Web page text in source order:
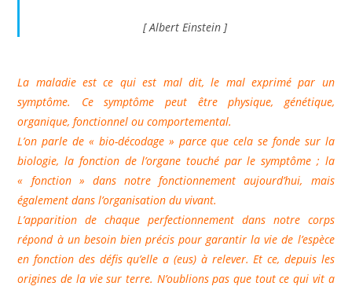
[ Albert Einstein ]
La maladie est ce qui est mal dit, le mal exprimé par un
symptôme. Ce symptôme peut être physique, génétique,
organique, fonctionnel ou comportemental.
L’on parle de « bio-décodage » parce que cela se fonde sur la
biologie, la fonction de l’organe touché par le symptôme ; la
« fonction » dans notre fonctionnement aujourd’hui, mais
également dans l’organisation du vivant.
L’apparition de chaque perfectionnement dans notre corps
répond à un besoin bien précis pour garantir la vie de l’espèce
en fonction des défis qu’elle a (eus) à relever. Et ce, depuis les
origines de la vie sur terre. N’oublions pas que tout ce qui vit a